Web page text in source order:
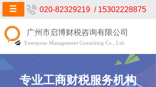
020-82329219 / 15302228875
广州市启博财税咨询有限公司
Enterprise Management Consulting Co., Ltd.
专业工商财税服务机构